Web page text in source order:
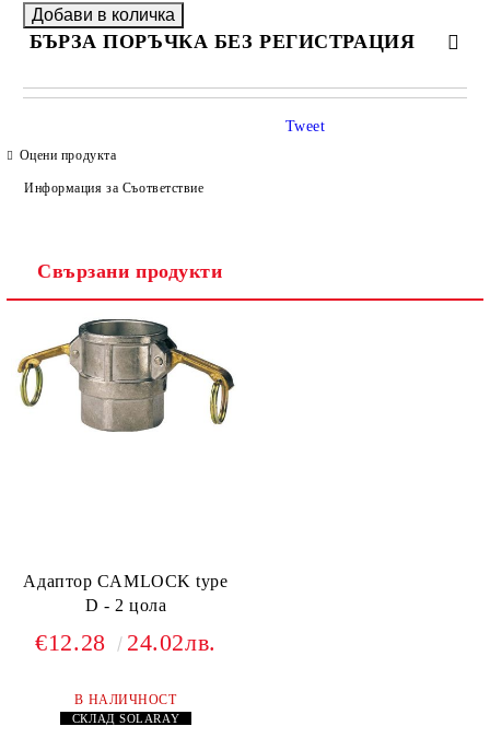
БЪРЗА ПОРЪЧКА БЕЗ РЕГИСТРАЦИЯ
САМО ПОПЪЛНЕТЕ 4 ПОЛЕТА
Оцени продукта
Информация за Съответствие
Tweet
Свързани продукти
Адаптор CAMLOCK type
D - 2 цола
€12.28 24.02лв.
В НАЛИЧНОСТ
СКЛАДSOLARAY